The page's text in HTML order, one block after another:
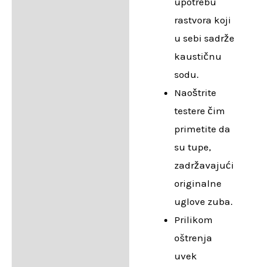
rastvora koji
u sebi sadrže
kaustičnu
sodu.
Naoštrite
testere čim
primetite da
su tupe,
zadržavajući
originalne
uglove zuba.
Prilikom
oštrenja
uvek